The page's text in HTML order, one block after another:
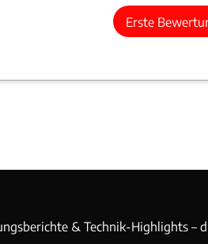
Erste
& Technik-Highlights –